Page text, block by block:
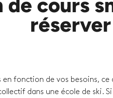
de cours
en fonction de vos besoins,
dans une école de ski.